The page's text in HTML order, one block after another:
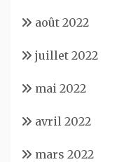
août 2022
juillet 2022
mai 2022
avril 2022
mars 2022